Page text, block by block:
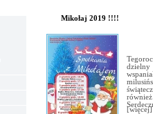
Mikołaj 2019 !!!!
dzielny
[więcej]